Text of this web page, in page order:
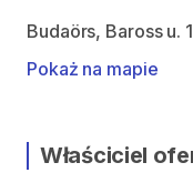
Budaörs, Baross u.
Pokaż na mapie
Właściciel